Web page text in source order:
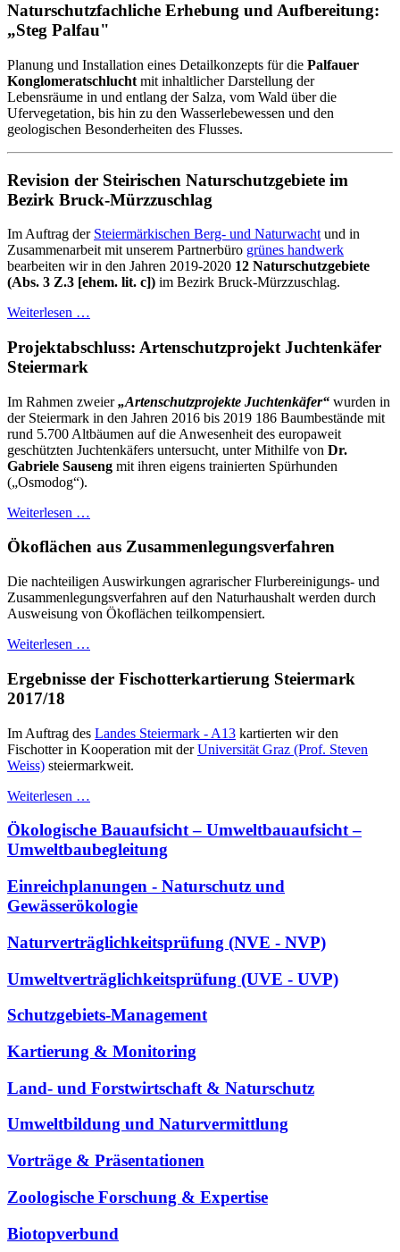
Naturschutzfachliche Erhebung und Aufbereitung:
„Steg Palfau"
Planung und Installation eines Detailkonzepts für die Palfauer
Konglomeratschlucht mit inhaltlicher Darstellung der
Lebensräume in und entlang der Salza, vom Wald über die
Ufervegetation, bis hin zu den Wasserlebewessen und den
geologischen Besonderheiten des Flusses.
Revision der Steirischen Naturschutzgebiete im
Bezirk Bruck-Mürzzuschlag
Im Auftrag der Steiermärkischen Berg- und Naturwacht und in
Zusammenarbeit mit unserem Partnerbüro grünes handwerk
bearbeiten wir in den Jahren 2019-2020 12 Naturschutzgebiete
(Abs. 3 Z.3 [ehem. lit. c]) im Bezirk Bruck-Mürzzuschlag.
Weiterlesen …
Projektabschluss: Artenschutzprojekt Juchtenkäfer
Steiermark
Im Rahmen zweier„Artenschutzprojekte Juchtenkäfer“ wurden in
der Steiermark in den Jahren 2016 bis 2019 186 Baumbestände mit
rund 5.700 Altbäumen auf die Anwesenheit des europaweit
geschützten Juchtenkäfers untersucht, unter Mithilfe von Dr.
Gabriele Sauseng mit ihren eigens trainierten Spürhunden
(„Osmodog“).
Weiterlesen …
Ökoflächen aus Zusammenlegungsverfahren
Die nachteiligen Auswirkungen agrarischer Flurbereinigungs- und
Zusammenlegungsverfahren auf den Naturhaushalt werden durch
Ausweisung von Ökoflächen teilkompensiert.
Weiterlesen …
Ergebnisse der Fischotterkartierung Steiermark
2017/18
Im Auftrag des Landes Steiermark - A13 kartierten wir den
Fischotter in Kooperation mit derUniversität Graz (Prof. Steven
Weiss) steiermarkweit.
Weiterlesen …
Ökologische Bauaufsicht – Umweltbauaufsicht –
Umweltbaubegleitung
Einreichplanungen - Naturschutz und
Gewässerökologie
Naturverträglichkeitsprüfung (NVE - NVP)
Umweltverträglichkeitsprüfung (UVE - UVP)
Schutzgebiets-Management
Kartierung & Monitoring
Land- und Forstwirtschaft & Naturschutz
Umweltbildung und Naturvermittlung
Vorträge & Präsentationen
Zoologische Forschung & Expertise
Biotopverbund